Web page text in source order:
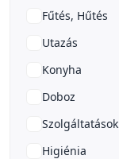
Fűtés, Hűtés
Utazás
Konyha
Doboz
Szolgáltatások
Higiénia